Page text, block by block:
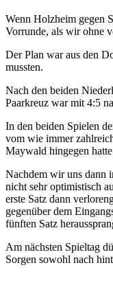
Wenn Holzheim gegen
Vorrunde, als wir ohne
Der Plan war aus den
mussten.
Nach den beiden
Paarkreuz war mit 4:5
In den beiden Spielen
vom wie immer
Maywald hingegen
Nachdem wir uns dann
nicht sehr optimistisch
erste Satz dann
gegenüber dem
fünften Satz
Am nächsten Spieltag
Sorgen sowohl nach